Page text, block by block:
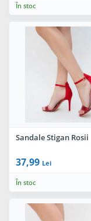
În stoc
Sandale Stigan Rosii
37,99 Lei
În stoc